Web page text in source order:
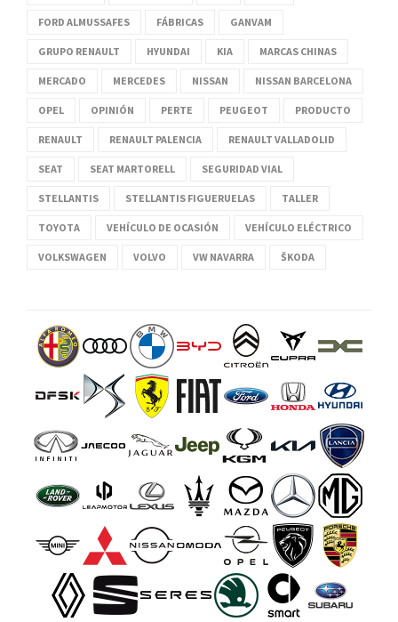
FORD ALMUSSAFES FÁBRICAS GANVAM
GRUPO RENAULT HYUNDAI KIA MARCAS CHINAS
MERCADO MERCEDES NISSAN NISSAN BARCELONA
OPEL OPINIÓN PERTE PEUGEOT PRODUCTO
RENAULT RENAULT PALENCIA RENAULT VALLADOLID
SEAT SEAT MARTORELL SEGURIDAD VIAL
STELLANTIS STELLANTIS FIGUERUELAS TALLER
TOYOTA VEHÍCULO DE OCASIÓN VEHÍCULO ELÉCTRICO
VOLKSWAGEN VOLVO VW NAVARRA ŠKODA